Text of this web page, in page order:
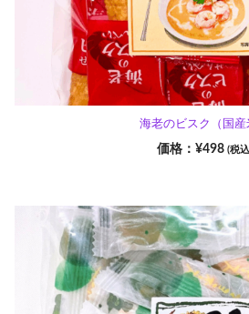
海老のビスク（国産
¥498 (税